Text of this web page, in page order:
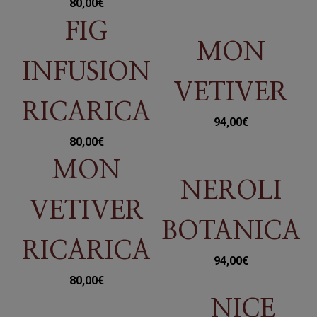
80,00€
FIG
INFUSION
RICARICA
80,00€
MON
VETIVER
94,00€
MON
VETIVER
RICARICA
80,00€
NEROLI
BOTANICA
94,00€
NICE